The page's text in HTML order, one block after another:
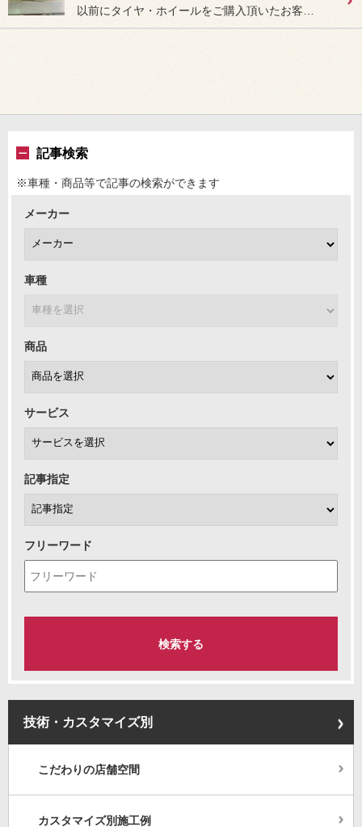
記事検索
※車種・商品等で記事の検索ができます
メーカー
車種
商品
サービス
記事指定
フリーワード
技術・カスタマイズ別
こだわりの店舗空間
カスタマイズ別施工例